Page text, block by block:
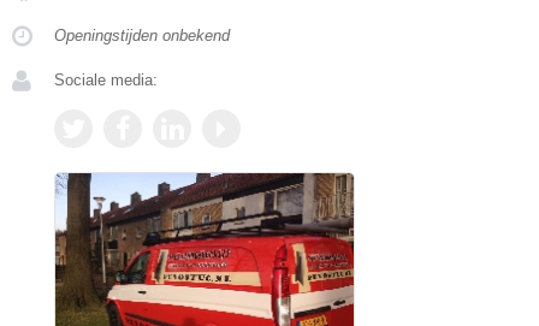
Openingstijden onbekend
Sociale media: